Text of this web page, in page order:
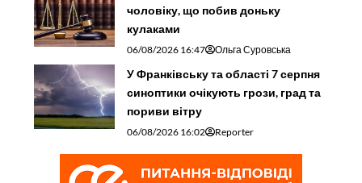
чоловіку, що побив доньку
кулаками
06/08/2026 16:47 Ольга Суровська
У Франківську та області 7 серпня
синоптики очікують грози, град та
пориви вітру
06/08/2026 16:02 Reporter